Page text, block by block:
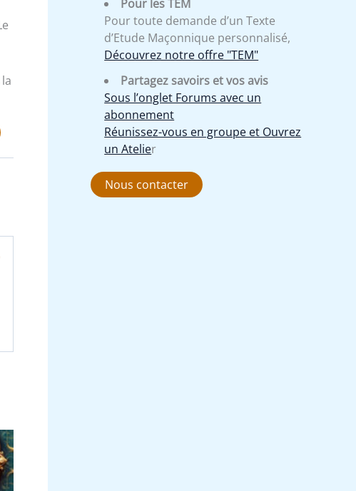
Pour les TEM
Pour toute demande d’un Texte
d’Etude Maçonnique personnalisé,
Découvrez notre offre "TEM"
Partagez savoirs et vos avis
Sous l’onglet Forums avec un
abonnement
Réunissez-vous en groupe et Ouvrez
un Atelier
Nous contacter